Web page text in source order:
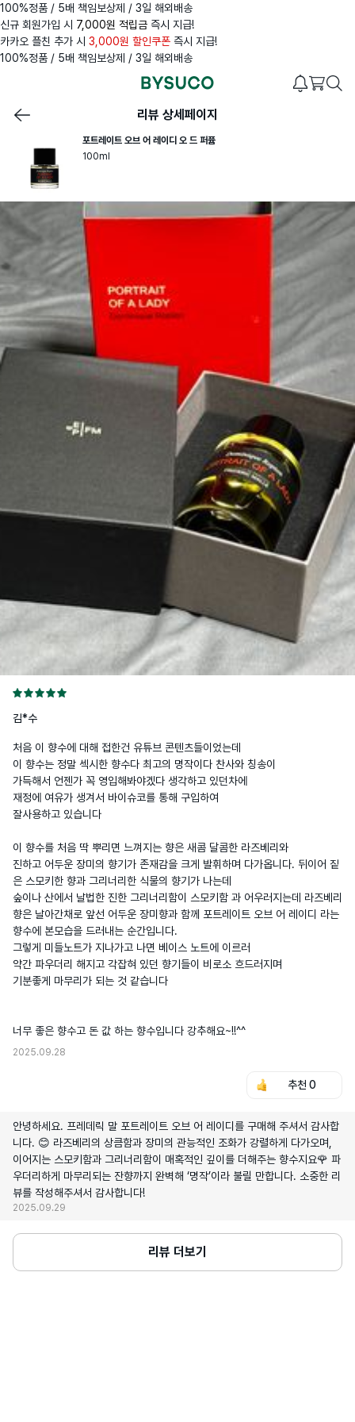
100%정품 / 5배 책임보상제 / 3일 해외배송
신규 회원가입 시 7,000원 적립금 즉시 지급!
카카오 플친 추가 시 3,000원 할인쿠폰 즉시 지급!
100%정품 / 5배 책임보상제 / 3일 해외배송
리뷰 상세페이지
포트레이트 오브 어 레이디 오 드 퍼퓸
100ml
김*수
처음 이 향수에 대해 접한건 유튜브 콘텐츠들이었는데
이 향수는 정말 섹시한 향수다 최고의 명작이다 찬사와 칭송이
가득해서 언젠가 꼭 영입해봐야겠다 생각하고 있던차에
재정에 여유가 생겨서 바이슈코를 통해 구입하여
잘사용하고 있습니다
이 향수를 처음 딱 뿌리면 느껴지는 향은 새콤 달콤한 라즈베리와
진하고 어두운 장미의 향기가 존재감을 크게 발휘하며 다가옵니다. 뒤이어 짙
은 스모키한 향과 그리너리한 식물의 향기가 나는데
숲이나 산에서 날법한 진한 그리너리함이 스모키함 과 어우러지는데 라즈베리
향은 날아간채로 앞선 어두운 장미향과 함께 포트레이트 오브 어 레이디 라는
향수에 본모습을 드러내는 순간입니다.
그렇게 미들노트가 지나가고 나면 베이스 노트에 이르러
약간 파우더리 해지고 각잡혀 있던 향기들이 비로소 흐드러지며
기분좋게 마무리가 되는 것 같습니다
너무 좋은 향수고 돈 값 하는 향수입니다 강추해요~!!^^
2025.09.28
추천 0
안녕하세요. 프레데릭 말 포트레이트 오브 어 레이디를 구매해 주셔서 감사합
니다. 😊 라즈베리의 상큼함과 장미의 관능적인 조화가 강렬하게 다가오며,
이어지는 스모키함과 그리너리함이 매혹적인 깊이를 더해주는 향수지요🌹 파
우더리하게 마무리되는 잔향까지 완벽해 ‘명작’이라 불릴 만합니다. 소중한 리
뷰를 작성해주셔서 감사합니다!
2025.09.29
리뷰 더보기